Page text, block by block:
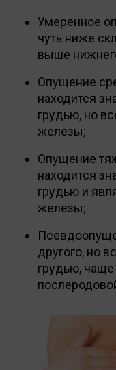
Умеренное
чуть ниже
выше
Опущение
находится
грудью, но
железы;
Опущение
находится
грудью и
железы;
другого, но
грудью,